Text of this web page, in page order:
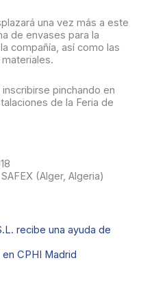
una vez más a este
de envases para la
compañía, así como las
pinchando en
de la Feria de
(Alger, Algeria)
recibe una ayuda de
CPHI Madrid
Siguiente